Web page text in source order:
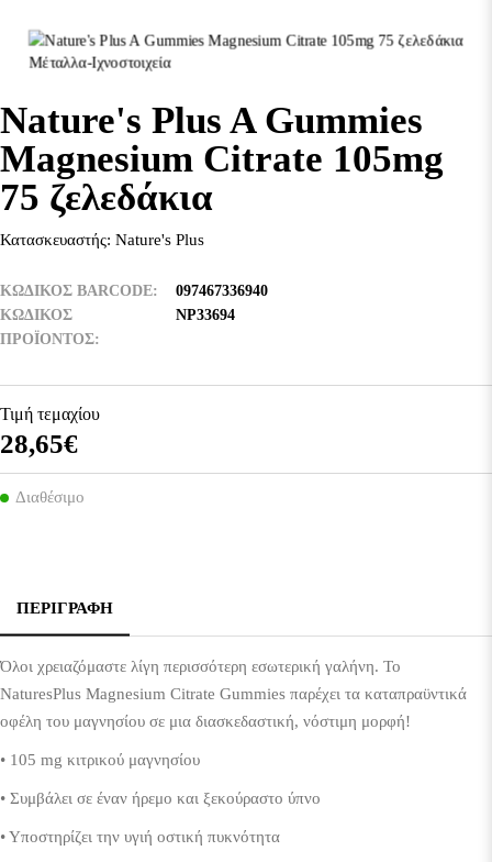
Nature's Plus A Gummies
Magnesium Citrate 105mg
75 ζελεδάκια
Κατασκευαστής: Nature's Plus
ΚΩΔΙΚΟΣ BARCODE
097467336940
ΚΩΔΙΚΌΣ
ΠΡΟΪΌΝΤΟΣ
NP33694
Τιμή τεμαχίου
28,65€
Διαθέσιμο
ΠΕΡΙΓΡΑΦΉ
Όλοι χρειαζόμαστε λίγη περισσότερη εσωτερική γαλήνη. Το
NaturesPlus Magnesium Citrate Gummies παρέχει τα καταπραϋντικά
οφέλη του μαγνησίου σε μια διασκεδαστική, νόστιμη μορφή!
• 105 mg κιτρικού μαγνησίου
• Συμβάλει σε έναν ήρεμο και ξεκούραστο ύπνο
• Υποστηρίζει την υγιή οστική πυκνότητα